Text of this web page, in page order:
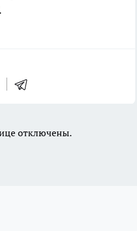
отключены.